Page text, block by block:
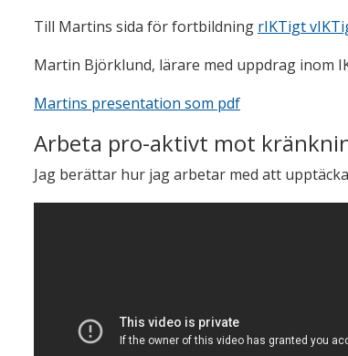
Till Martins sida för fortbildning rIKTigt
Martin Björklund, lärare med uppdrag inom
Martins presentation som pdf
Arbeta pro-aktivt mot
Jag berättar hur jag arbetar med att